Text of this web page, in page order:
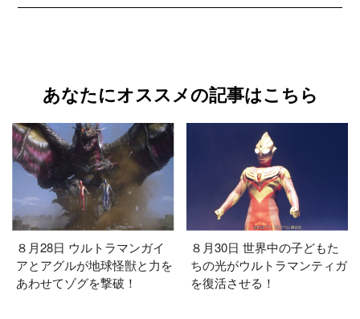
あなたにオススメの記事はこちら
８月28日 ウルトラマンガイ
アとアグルが地球怪獣と力を
あわせてゾグを撃破！
８月30日 世界中の子どもた
ちの光がウルトラマンティガ
を復活させる！